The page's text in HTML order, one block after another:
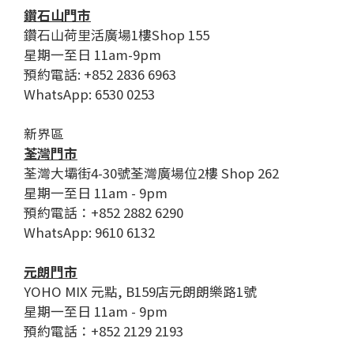
鑽石山門市
鑽石山荷里活廣場1樓Shop 155
星期一至日 11am-9pm
預約電話: +852 2836 6963
WhatsApp: 6530 0253
新界區
荃灣門市
荃灣大壩街4-30號荃灣廣場位2樓 Shop 262
星期一至日 11am - 9pm
預約電話：+852 2882 6290
WhatsApp: 9610 6132
元朗門市
YOHO MIX 元點, B159店元朗朗樂路1號
星期一至日 11am - 9pm
預約電話：+852 2129 2193